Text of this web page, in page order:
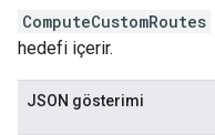
ComputeCustomRoutes
hedefi içerir.
JSON gösterimi